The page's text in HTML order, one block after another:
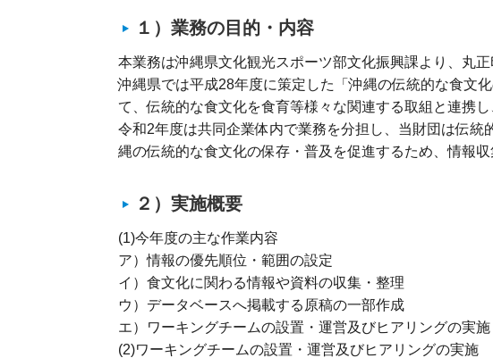
１）業務の目的・内容
本業務は沖縄県文化観光スポーツ部文化振興課より、丸
沖縄県では平成28年度に策定した「沖縄の伝統的な食文
て、伝統的な食文化を食育等様々な関連する取組と連携し
令和2年度は共同企業体内で業務を分担し、当財団は伝
縄の伝統的な食文化の保存・普及を促進するため、情報
２）実施概要
(1)今年度の主な作業内容
ア）情報の優先順位・範囲の設定
イ）食文化に関わる情報や資料の収集・整理
ウ）データベースへ掲載する原稿の一部作成
エ）ワーキングチームの設置・運営及びヒアリングの実施
(2)ワーキングチームの設置・運営及びヒアリングの実施